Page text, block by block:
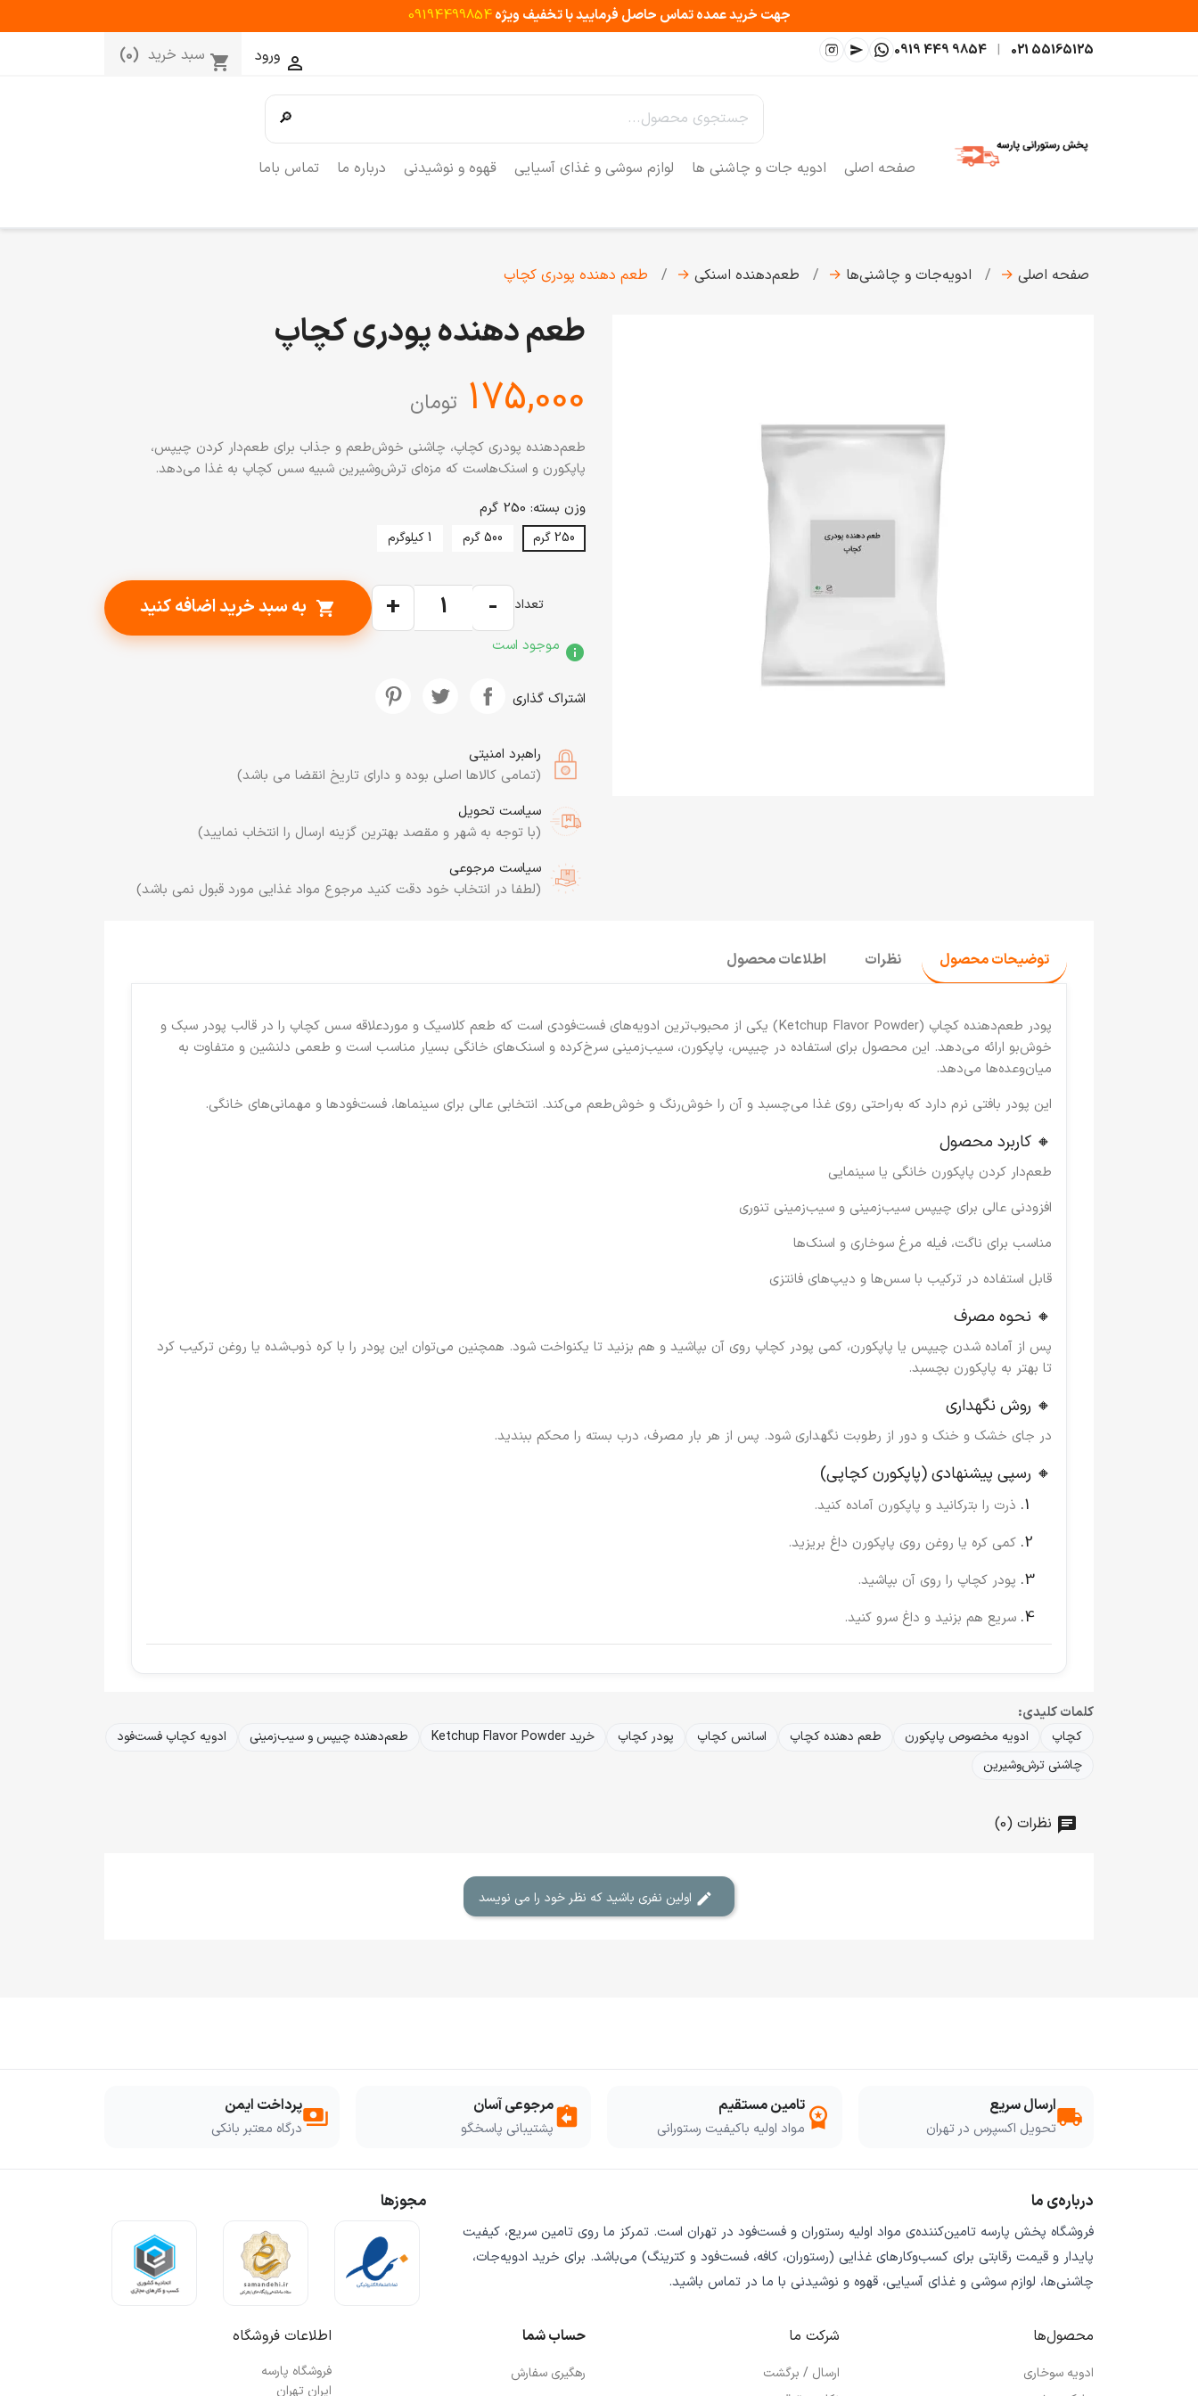
جهت خرید عمده تماس حاصل فرمایید با تخفیف ویژه09194499854
021 55165125
|
0919 449 9854
 ورود shopping_cart سبد خرید (0)
🔎
صفحه اصلی ادویه جات و چاشنی ها لوازم سوشی و غذای آسیایی قهوه و نوشیدنی درباره ما تماس باما
صفحه اصلی → ادویه‌جات و چاشنی‌ها → طعم‌دهنده اسنکی → طعم دهنده پودری کچاپ
طعم دهنده پودری کچاپ
‎175,000 تومان
طعم‌دهنده پودری کچاپ، چاشنی خوش‌طعم و جذاب برای طعم‌دار کردن چیپس،
پاپکورن و اسنک‌هاست که مزه‌ای ترش‌وشیرین شبیه سس کچاپ به غذا می‌دهد.
وزن بسته: 250 گرم
250 گرم 500 گرم 1 کیلوگرم
تعداد -
+
shopping_cart به سبد خرید اضافه کنید
info موجود است
اشتراک گذاری
راهبرد امنیتی
(تمامی کالاها اصلی بوده و دارای تاریخ انقضا می باشد)
سیاست تحویل
(با توجه به شهر و مقصد بهترین گزینه ارسال را انتخاب نمایید)
سیاست مرجوعی
(لطفا در انتخاب خود دقت کنید مرجوع مواد غذایی مورد قبول نمی باشد)
توضیحات محصول نظرات اطلاعات محصول
پودر طعم‌دهنده کچاپ (Ketchup Flavor Powder)
یکی از محبوب‌ترین ادویه‌های فست‌فودی است که طعم کلاسیک و موردعلاقه سس کچاپ را در قالب پودر سبک و
خوش‌بو ارائه می‌دهد. این محصول برای استفاده در چیپس، پاپکورن، سیب‌زمینی سرخ‌کرده و اسنک‌های خانگی بسیار مناسب است و طعمی دلنشین و متفاوت به
میان‌وعده‌ها می‌دهد.
این پودر بافتی نرم دارد که به‌راحتی روی غذا می‌چسبد و آن را خوش‌رنگ و خوش‌طعم می‌کند. انتخابی عالی برای سینماها، فست‌فودها و مهمانی‌های خانگی.
🔸 کاربرد محصول
طعم‌دار کردن پاپکورن خانگی یا سینمایی
افزودنی عالی برای چیپس سیب‌زمینی و سیب‌زمینی تنوری
مناسب برای ناگت، فیله مرغ سوخاری و اسنک‌ها
قابل استفاده در ترکیب با سس‌ها و دیپ‌های فانتزی
🔸 نحوه مصرف
پس از آماده شدن چیپس یا پاپکورن، کمی پودر کچاپ روی آن بپاشید و هم بزنید تا یکنواخت شود. همچنین می‌توان این پودر را با کره ذوب‌شده یا روغن ترکیب کرد
تا بهتر به پاپکورن بچسبد.
🔸 روش نگهداری
در جای خشک و خنک و دور از رطوبت نگهداری شود. پس از هر بار مصرف، درب بسته را محکم ببندید.
🔸 رسپی پیشنهادی (پاپکورن کچاپی)
ذرت را بترکانید و پاپکورن آماده کنید.
کمی کره یا روغن روی پاپکورن داغ بریزید.
پودر کچاپ را روی آن بپاشید.
سریع هم بزنید و داغ سرو کنید.
کلمات کلیدی:
کچاپ ادویه مخصوص پاپکورن طعم دهنده کچاپ اسانس کچاپ پودر کچاپ خرید Ketchup Flavor Powder طعم‌دهنده چیپس و سیب‌زمینی
ادویه کچاپ فست‌فود
چاشنی ترش‌وشیرین
نظرات (0)
local_shippingارسال سریع
تحویل اکسپرس در تهران workspace_premium تامین مستقیم
مواد اولیه باکیفیت رستورانی assignment_returnمرجوعی آسان
پشتیبانی پاسخگو paymentsپرداخت ایمن
درگاه معتبر بانکی
درباره‌ی ما
فروشگاه پخش پارسه تامین‌کننده‌ی مواد اولیه رستوران و فست‌فود در تهران است. تمرکز ما روی تامین سریع، کیفیت
پایدار و قیمت رقابتی برای کسب‌وکارهای غذایی (رستوران، کافه، فست‌فود و کترینگ) می‌باشد. برای خرید ادویه‌جات،
چاشنی‌ها، لوازم سوشی و غذای آسیایی، قهوه و نوشیدنی با ما در تماس باشید.
مجوزها
محصول‌ها
ادویه سوخاری
شرکت ما
ارسال / برگشت
حساب شما
رهگیری سفارش
اطلاعات فروشگاه
فروشگاه پارسه
ایران تهران